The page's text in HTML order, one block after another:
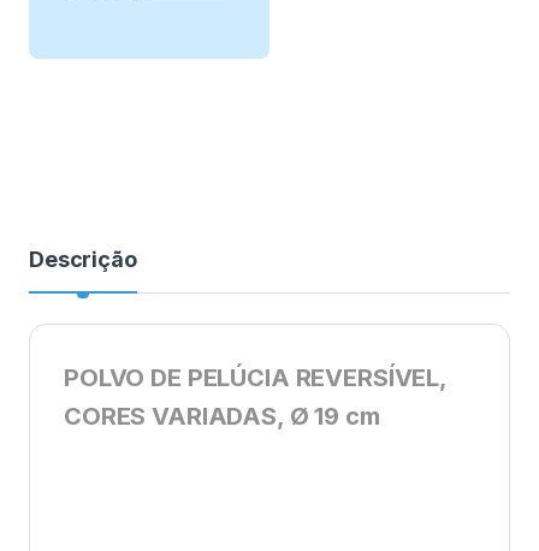
Descrição
POLVO DE PELÚCIA REVERSÍVEL,
CORES VARIADAS, Ø 19 cm